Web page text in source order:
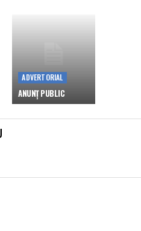
ADVERTORIAL
ANUNȚ PUBLIC